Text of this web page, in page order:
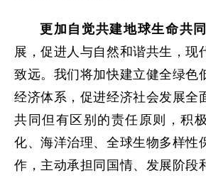
更加自觉共建地球生命共
展，促进人与自然和谐共生，现
致远。我们将加快建立健全绿色
经济体系，促进经济社会发展全
共同但有区别的责任原则，积
化、海洋治理、全球生物多样性
作，主动承担同国情、发展阶段